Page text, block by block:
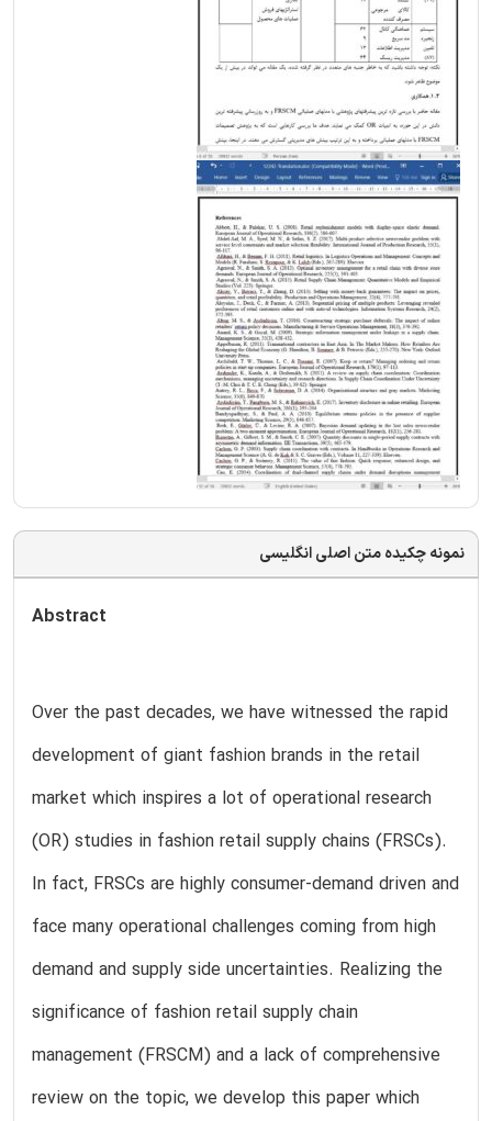
نمونه چکیده متن اصلی انگلیسی
Abstract
Over the past decades, we have witnessed the rapid
development of giant fashion brands in the retail
market which inspires a lot of operational research
(OR) studies in fashion retail supply chains (FRSCs).
In fact, FRSCs are highly consumer-demand driven and
face many operational challenges coming from high
demand and supply side uncertainties. Realizing the
significance of fashion retail supply chain
management (FRSCM) and a lack of comprehensive
review on the topic, we develop this paper which